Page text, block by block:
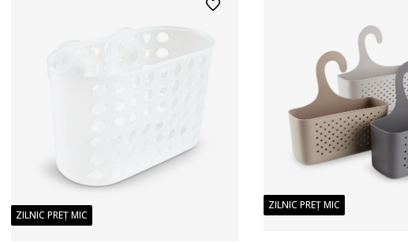
ZILNIC PREȚ MIC
ZILNIC PREȚ MIC